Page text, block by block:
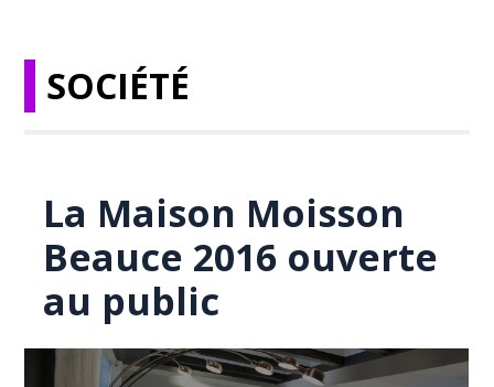
SOCIÉTÉ
La Maison Moisson
Beauce 2016 ouverte
au public